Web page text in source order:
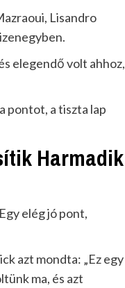
Lisandro
elegendő volt ahhoz,
pontot, a tiszta lap
Harmadik
elég jó pont,
azt mondta: „Ez egy
ma, és azt